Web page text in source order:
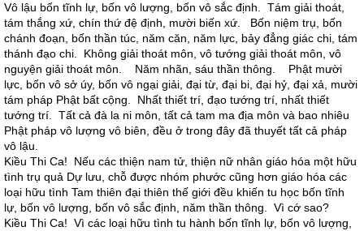
Vô lậu bốn tĩnh lự, bốn vô lượng, bốn vô sắc định. Tám giải thoát,
tám thắng xứ, chín thứ đệ định, mười biến xứ. Bốn niệm trụ, bốn
chánh đoạn, bốn thần túc, năm căn, năm lực, bảy đẳng giác chi, tám
thánh đạo chi. Không giải thoát môn, vô tướng giải thoát môn, vô
nguyện giải thoát môn. Năm nhãn, sáu thần thông. Phật mười
lực, bốn vô sở úy, bốn vô ngại giải, đại từ, đại bi, đại hỷ, đại xả, mười
tám pháp Phật bất cộng. Nhất thiết trí, đạo tướng trí, nhất thiết
tướng trí. Tất cả đà la ni môn, tất cả tam ma địa môn và bao nhiêu
Phật pháp vô lượng vô biên, đều ở trong đây đã thuyết tất cả pháp
vô lậu.
Kiều Thi Ca! Nếu các thiện nam tử, thiện nữ nhân giáo hóa một hữu
tình trụ quả Dự lưu, chỗ được nhóm phước cũng hơn giáo hóa các
loại hữu tình Tam thiên đại thiên thế giới đều khiến tu học bốn tĩnh
lự, bốn vô lượng, bốn vô sắc định, năm thần thông. Vì cớ sao?
Kiều Thi Ca! Vì các loại hữu tình tu hành bốn tĩnh lự, bốn vô lượng,